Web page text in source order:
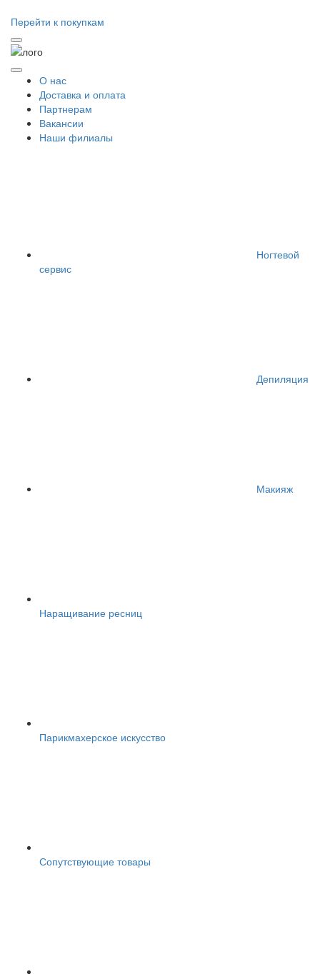
Перейти к покупкам
О нас
Доставка и оплата
Партнерам
Вакансии
Наши филиалы
Ногтевой
сервис
Депиляция
Макияж
Наращивание ресниц
Парикмахерское искусство
Сопутствующие товары